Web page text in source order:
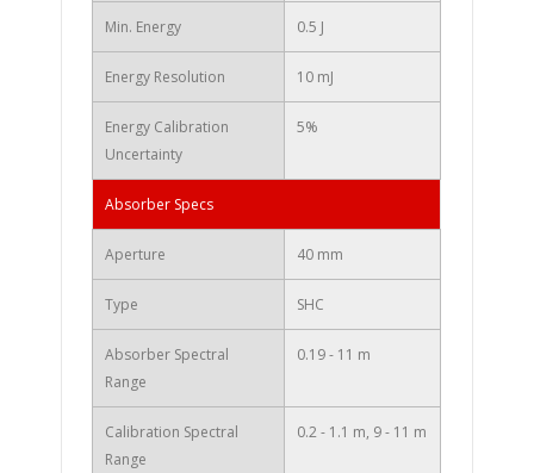
Min. Energy 0.5 J
Energy Resolution 10 mJ
Energy Calibration
Uncertainty
5%
Absorber Specs
Aperture 40 mm
Type SHC
Absorber Spectral
Range
0.19 - 11 m
Calibration Spectral
Range
0.2 - 1.1 m, 9 - 11 m